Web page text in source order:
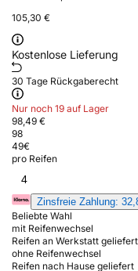
105,30 €
Kostenlose Lieferung
30 Tage Rückgaberecht
Nur noch 19 auf Lager
98,49 €
98
49€
pro Reifen
4
Zinsfreie Zahlung:
Beliebte Wahl
mit Reifenwechsel
Reifen an Werkstatt geliefert
ohne Reifenwechsel
Reifen nach Hause geliefert